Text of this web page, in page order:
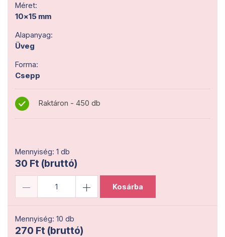
Méret:
10x15 mm
Alapanyag:
Üveg
Forma:
Csepp
Raktáron - 450 db
Mennyiség: 1 db
30 Ft (bruttó)
Kosárba
Mennyiség: 10 db
270 Ft (bruttó)